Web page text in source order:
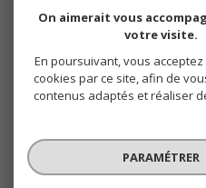
Cookies
© 2026 | Tous droits réservés
On aimerait vous
votre visite.
En poursuivant, vous
cookies par ce site, afin de
contenus adaptés et réaliser
PARAMÉTRER